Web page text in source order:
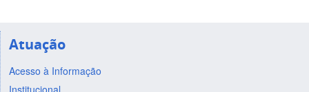
Atuação
Acesso à Informação
Institucional